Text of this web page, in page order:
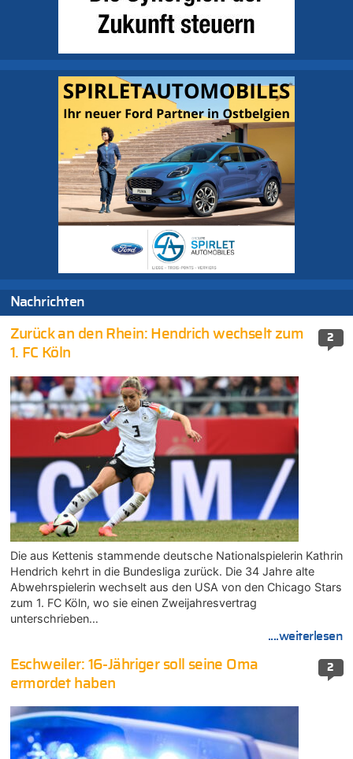
Nachrichten
2
Zurück an den Rhein: Hendrich wechselt zum
1. FC Köln
Die aus Kettenis stammende deutsche Nationalspielerin Kathrin
Hendrich kehrt in die Bundesliga zurück. Die 34 Jahre alte
Abwehrspielerin wechselt aus den USA von den Chicago Stars
zum 1. FC Köln, wo sie einen Zweijahresvertrag
unterschrieben…
....weiterlesen
2
Eschweiler: 16-Jähriger soll seine Oma
ermordet haben